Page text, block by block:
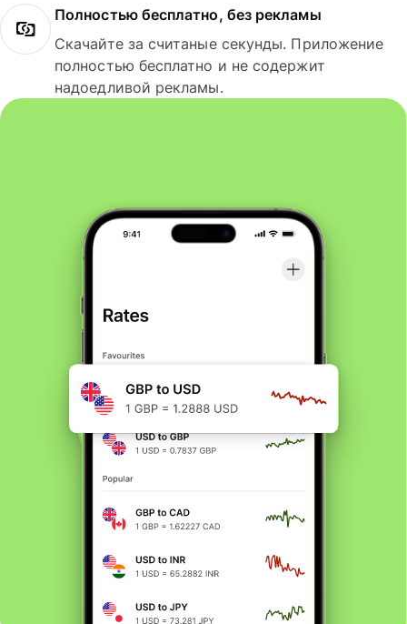
Полностью бесплатно, без рекламы
Скачайте за считаные секунды. Приложение
полностью бесплатно и не содержит
надоедливой рекламы.